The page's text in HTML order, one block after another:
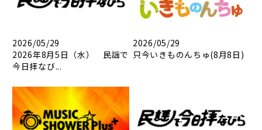
2026/05/29
2026年8月5日（水） 民謡で
今日拝なび...
2026/05/29
只今いきものんちゅ(8月8日)